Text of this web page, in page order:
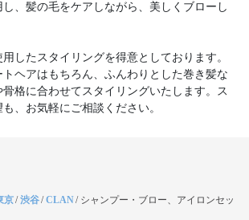
、髪の毛をケアしながら、美しくブローし
したスタイリングを得意としております。
ヘアはもちろん、ふんわりとした巻き髪な
格に合わせてスタイリングいたします。ス
、お気軽にご相談ください。
京/渋谷/CLAN/ シャンプー・ブロー、アイロンセッ